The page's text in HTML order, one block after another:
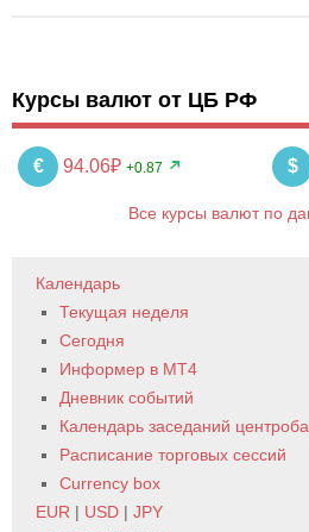
Курсы валют от ЦБ РФ
€ 94.06₽ +0.87 $
Все курсы валют по
Календарь
Текущая неделя
Сегодня
Информер в MT4
Дневник событий
Календарь заседаний
Расписание торговых сессий
Currency box
EUR | USD | JPY